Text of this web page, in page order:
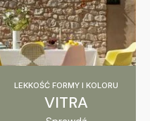
LEKKOŚĆ FORMY I KOLORU
VITRA